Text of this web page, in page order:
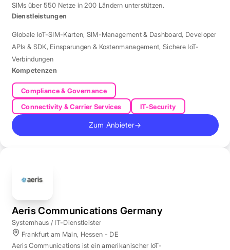
SIMs über 550 Netze in 200 Ländern unterstützen.
Dienstleistungen
Globale IoT-SIM-Karten, SIM-Management & Dashboard, Developer
APIs & SDK, Einsparungen & Kostenmanagement, Sichere IoT-
Verbindungen
Kompetenzen
Compliance & Governance
Connectivity & Carrier Services
IT-Security
Zum Anbieter→
Aeris Communications Germany
Systemhaus / IT-Dienstleister
Frankfurt am Main, Hessen - DE
Aeris Communications ist ein amerikanischer IoT-